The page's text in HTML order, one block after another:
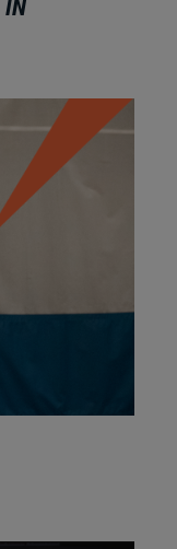
IN